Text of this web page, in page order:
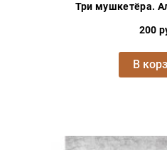
Три мушкетёра.
200
В